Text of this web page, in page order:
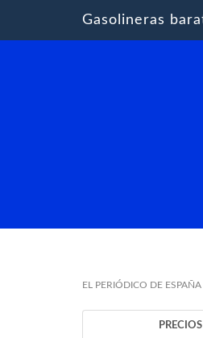
Gasolineras
EL PERIÓDICO DE ESPAÑA
PRECIOS